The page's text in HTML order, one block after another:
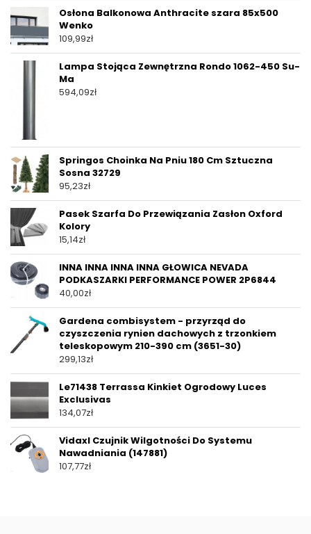
Osłona Balkonowa Anthracite szara 85x500
Wenko
109,99zł
Lampa Stojąca Zewnętrzna Rondo 1062-450 Su-
Ma
594,09zł
Springos Choinka Na Pniu 180 Cm Sztuczna
Sosna 32729
95,23zł
Pasek Szarfa Do Przewiązania Zasłon Oxford
Kolory
15,14zł
INNA INNA INNA INNA GŁOWICA NEVADA
PODKASZARKI PERFORMANCE POWER 2P6844
40,00zł
Gardena combisystem - przyrząd do
czyszczenia rynien dachowych z trzonkiem
teleskopowym 210-390 cm (3651-30)
299,13zł
Le71438 Terrassa Kinkiet Ogrodowy Luces
Exclusivas
134,07zł
Vidaxl Czujnik Wilgotności Do Systemu
Nawadniania (147881)
107,77zł